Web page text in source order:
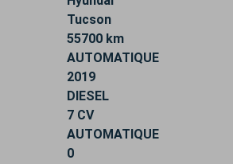
Tucson
55700 km
AUTOMATIQUE
2019
DIESEL
7 CV
AUTOMATIQUE
0